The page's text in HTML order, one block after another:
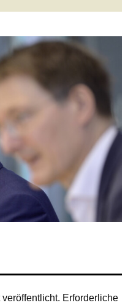
Erforderliche